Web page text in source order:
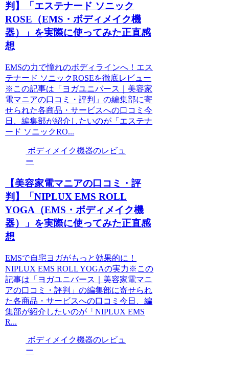
判】「エステナード ソニック
ROSE（EMS・ボディメイク機
器）」を実際に使ってみた正直感
想
EMSの力で憧れのボディラインへ！エス
テナード ソニックROSEを徹底レビュー
※この記事は「ヨガユニバース｜美容家
電マニアの口コミ・評判」の編集部に寄
せられた各商品・サービスへの口コミ今
日、編集部が紹介したいのが「エステナ
ード ソニックRO...
ボディメイク機器のレビュ
ー
【美容家電マニアの口コミ・評
判】「NIPLUX EMS ROLL
YOGA（EMS・ボディメイク機
器）」を実際に使ってみた正直感
想
EMSで自宅ヨガがもっと効果的に！
NIPLUX EMS ROLL YOGAの実力※この
記事は「ヨガユニバース｜美容家電マニ
アの口コミ・評判」の編集部に寄せられ
た各商品・サービスへの口コミ今日、編
集部が紹介したいのが「NIPLUX EMS
R...
ボディメイク機器のレビュ
ー